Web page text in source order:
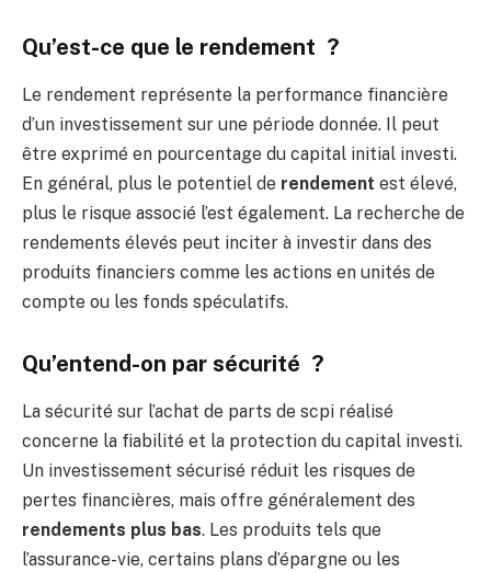
Qu’est-ce que le rendement ?
Le rendement représente la performance financière
d’un investissement sur une période donnée. Il peut
être exprimé en pourcentage du capital initial investi.
En général, plus le potentiel de rendement est élevé,
plus le risque associé l’est également. La recherche de
rendements élevés peut inciter à investir dans des
produits financiers comme les actions en unités de
compte ou les fonds spéculatifs.
Qu’entend-on par sécurité ?
La sécurité sur l’achat de parts de scpi réalisé
concerne la fiabilité et la protection du capital investi.
Un investissement sécurisé réduit les risques de
pertes financières, mais offre généralement des
rendements plus bas. Les produits tels que
l’assurance-vie, certains plans d’épargne ou les